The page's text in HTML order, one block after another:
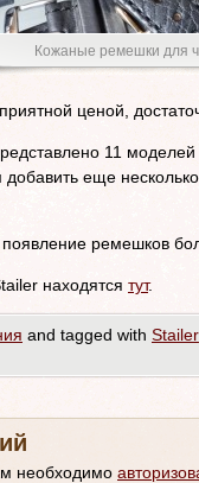
Кожаные ремешки для
ценой,
11
еще
ремешков
находятся тут.
and tagged with Stailer
необходимо